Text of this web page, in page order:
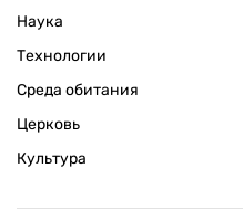
Наука
Технологии
Среда обитания
Церковь
Культура